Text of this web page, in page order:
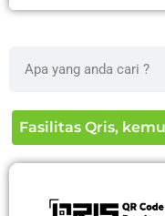
Fasilitas Qris,